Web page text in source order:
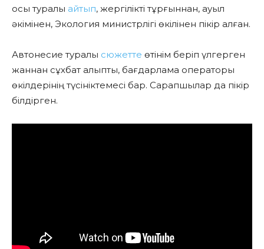
осы туралы айтып, жергілікті тұрғыннан, ауыл
әкімінен, Экология министрлігі өкілінен пікір алған.
Автонесие туралы сюжетте өтінім беріп үлгерген
жаннан сұхбат алыпты, бағдарлама операторы
өкілдерінің түсініктемесі бар. Сарапшылар да пікір
білдірген.